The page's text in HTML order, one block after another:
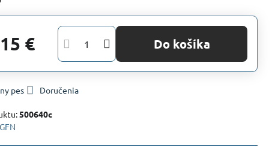
€ Do košíka
pes Doručenia
500640c
GFN